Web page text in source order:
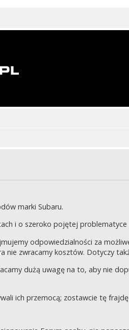
marki Subaru.
i o szeroko pojętej
odpowiedzialności za
zwracamy kosztów. Dotyczy
dużą uwagę na to, aby nie
ich przemocą; zostawcie tę